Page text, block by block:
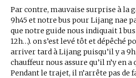
Par contre, mauvaise surprise à la
9h45 et notre bus pour Lijang nae
que notre guide nous indiquait 1
12h…). on s’est levé tôt et dépêché
arriver tard à Lijang puisqu’il y a
chauffeur nous assure qu’il n’y en a
Pendant le trajet, il n’arrête pas de